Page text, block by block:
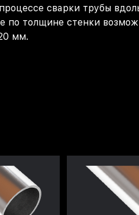
сварки трубы
толщине стенки
мм.